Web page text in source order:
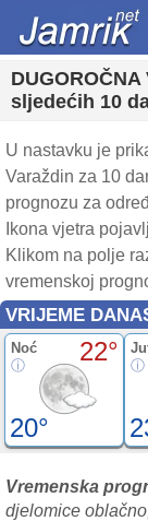
sljedećih 10
U nastavku je
Varaždin za 10
prognozu za
Ikona vjetra
Klikom na polje
vremenskoj
VRIJEME
Noć 22°
20°
Vremenska
djelomice